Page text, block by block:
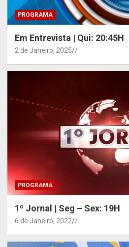
PROGRAMA
Em Entrevista | Qui: 20:45H
2 de Janeiro, 2025 /
PROGRAMA
1º Jornal | Seg – Sex: 19H
6 de Janeiro, 2022 /